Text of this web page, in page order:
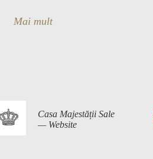
Mai mult
Casa Majestății Sale
— Website